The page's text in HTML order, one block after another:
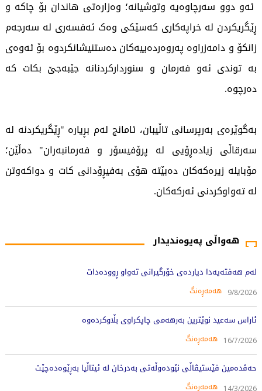
هەواڵی پەیوەندیدار
لەم هەفتەیەدا دیاردەی خۆرگیرانی تەواو ڕوودەدات
9/8/2026 هەمەڕەنگ
ئاراس سەعید نوێترین بەرهەمی چاپکراوی بڵاوکردەوە
16/7/2026 هەمەڕەنگ
حه‌ڤده‌مین فێستیڤاڵی نێوده‌وڵه‌تی به‌درخان له‌ ئیتاڵیا به‌ڕێوه‌ده‌چێت
14/3/2026 هەمەڕەنگ
ئەو دوو سەرچاوەیە وتوشیانە؛ وەزارەتی هاندان بۆ چاکە و
ڕێگریکردن لە خراپەکاری کەسێکی وەک ئەفسەری لە سەرجەم
زانکۆ و دامەزراوە پەروەردەییەکان دەستنیشانکردوە بۆ ئەوەی
بە توندی ئەو فەرمان و سنوردارکردنانە جێبەجێ بکات کە
دەرچوە.
بەگوێرەی بەرپرسانی تاڵیبان، ئامانج لەم بڕیارە "ڕێگریکردنە لە
سەرقاڵی زیادەڕۆیی لە پرۆفیسۆر و فەرمانبەران" دەڵێن؛
مۆبایلە زیرەکەکان دەبێتە هۆی بەفیڕۆدانی کات و دواکەوتن
لە تەواوکردنی ئەرکەکان.